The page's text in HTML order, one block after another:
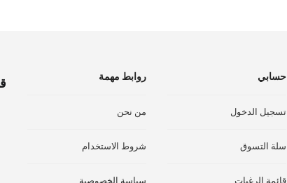
روابط مهمة
من نحن
شروط الاستخدام
سياسة الخصوصية
حسابي
تسجيل الدخول
سلة التسوق
قائمة الرغبات